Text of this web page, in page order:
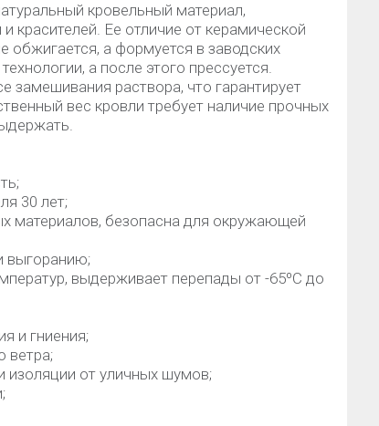
кровельный материал,
красителей. Ее отличие от керамической
обжигается, а формуется в заводских
а после этого прессуется.
замешивания раствора, что гарантирует
вес кровли требует наличие прочных
30 лет;
материалов, безопасна для окружающей
выгоранию;
выдерживает перепады от -65ºС до
и гниения;
ветра;
изоляции от уличных шумов;